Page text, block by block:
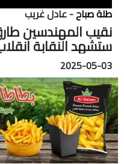
طلة صباح- عادل غريب
نقيب المهندسين طارق
ستشهد النقابة
2025-05-03